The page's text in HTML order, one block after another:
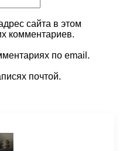
сайта в этом
комментариев.
по email.
почтой.